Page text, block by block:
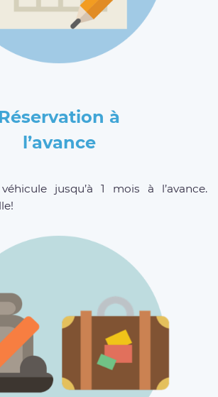
Réservation à
l’avance
jusqu’à 1 mois à l’avance.